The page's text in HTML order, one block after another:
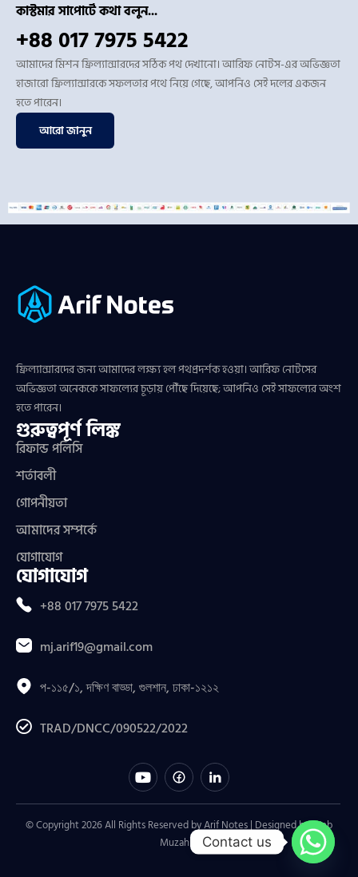
কাস্টমার সাপোর্টে কথা বলুন...
+88 017 7975 5422
আমাদের মিশন ফ্রিল্যান্সারদের সঠিক পথ দেখানো। আরিফ নোটস-এর অভিজ্ঞতা
হাজারো ফ্রিল্যান্সারকে সফলতার পথে নিয়ে গেছে, আপনিও সেই দলের একজন
হতে পারেন।
আরো জানুন
ফ্রিল্যান্সারদের জন্য আমাদের লক্ষ্য হল পথপ্রদর্শক হওয়া। আরিফ নোটসের
অভিজ্ঞতা অনেককে সাফল্যের চূড়ায় পৌঁছে দিয়েছে; আপনিও সেই সাফল্যের অংশ
হতে পারেন।
গুরুত্বপূর্ণ লিঙ্ক
রিফান্ড পলিসি
শর্তাবলী
গোপনীয়তা
আমাদের সম্পর্কে
যোগাযোগ
যোগাযোগ
+88 017 7975 5422
mj.arif19@gmail.com
প-১১৫/১, দক্ষিণ বাড্ডা, গুলশান, ঢাকা-১২১২
TRAD/DNCC/090522/2022
© Copyright 2026 All Rights Reserved by Arif Notes | Designed byWeb
Muzahid
Contact us